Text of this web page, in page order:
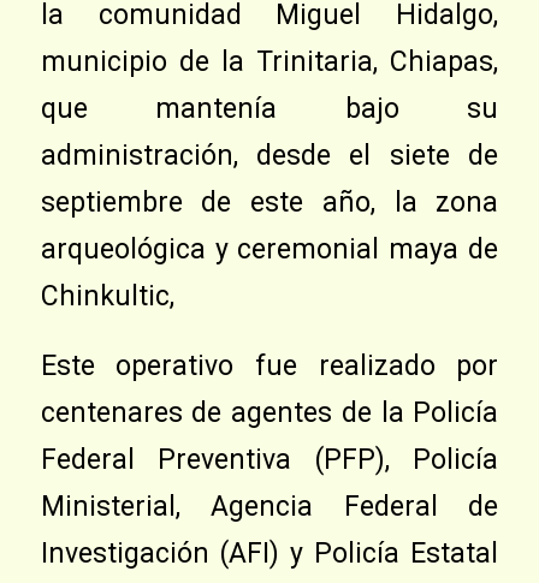
la comunidad Miguel Hidalgo,
municipio de la Trinitaria, Chiapas,
que mantenía bajo su
administración, desde el siete de
septiembre de este año, la zona
arqueológica y ceremonial maya de
Chinkultic,
Este operativo fue realizado por
centenares de agentes de la Policía
Federal Preventiva (PFP), Policía
Ministerial, Agencia Federal de
Investigación (AFI) y Policía Estatal